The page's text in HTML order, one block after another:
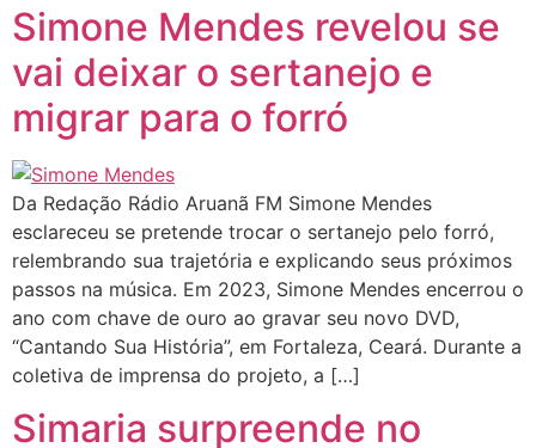
Simone Mendes revelou se
vai deixar o sertanejo e
migrar para o forró
Da Redação Rádio Aruanã FM Simone Mendes
esclareceu se pretende trocar o sertanejo pelo forró,
relembrando sua trajetória e explicando seus próximos
passos na música. Em 2023, Simone Mendes encerrou o
ano com chave de ouro ao gravar seu novo DVD,
“Cantando Sua História”, em Fortaleza, Ceará. Durante a
coletiva de imprensa do projeto, a […]
Simaria surpreende no